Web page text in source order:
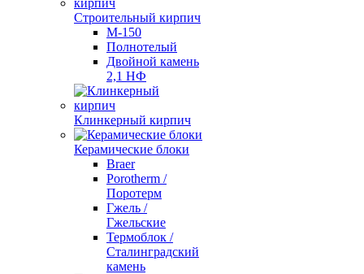
Строительный кирпич
М-150
Полнотелый
Двойной камень
2,1 НФ
Клинкерный кирпич
Керамические блоки
Braer
Porotherm /
Поротерм
Гжель /
Гжельские
Термоблок /
Сталинградский
камень